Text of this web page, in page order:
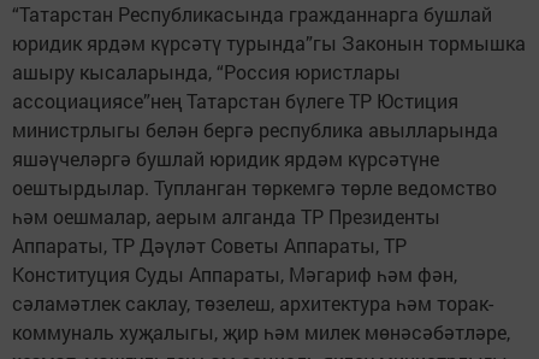
“Татарстан Республикасында гражданнарга бушлай
юридик ярдәм күрсәтү турында”гы Законын тормышка
ашыру кысаларында, “Россия юристлары
ассоциациясе”нең Татарстан бүлеге ТР Юстиция
министрлыгы белән бергә республика авылларында
яшәүчеләргә бушлай юридик ярдәм күрсәтүне
оештырдылар. Тупланган төркемгә төрле ведомство
һәм оешмалар, аерым алганда ТР Президенты
Аппараты, ТР Дәүләт Советы Аппараты, ТР
Конституция Суды Аппараты, Мәгариф һәм фән,
сәламәтлек саклау, төзелеш, архитектура һәм торак-
коммуналь хуҗалыгы, җир һәм милек мөнәсәбәтләре,